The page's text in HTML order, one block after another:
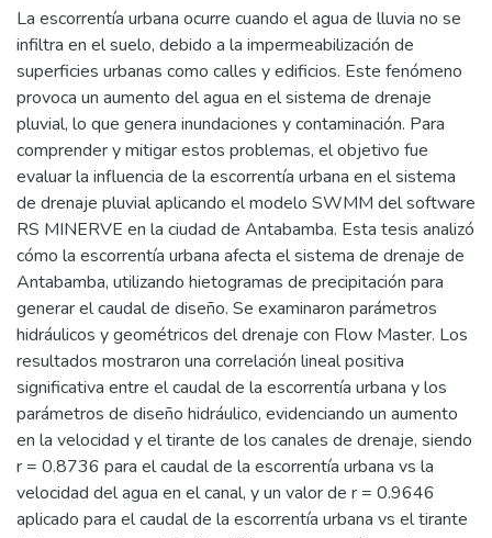
La escorrentía urbana ocurre cuando el agua de lluvia no se
infiltra en el suelo, debido a la impermeabilización de
superficies urbanas como calles y edificios. Este fenómeno
provoca un aumento del agua en el sistema de drenaje
pluvial, lo que genera inundaciones y contaminación. Para
comprender y mitigar estos problemas, el objetivo fue
evaluar la influencia de la escorrentía urbana en el sistema
de drenaje pluvial aplicando el modelo SWMM del software
RS MINERVE en la ciudad de Antabamba. Esta tesis analizó
cómo la escorrentía urbana afecta el sistema de drenaje de
Antabamba, utilizando hietogramas de precipitación para
generar el caudal de diseño. Se examinaron parámetros
hidráulicos y geométricos del drenaje con Flow Master. Los
resultados mostraron una correlación lineal positiva
significativa entre el caudal de la escorrentía urbana y los
parámetros de diseño hidráulico, evidenciando un aumento
en la velocidad y el tirante de los canales de drenaje, siendo
r = 0.8736 para el caudal de la escorrentía urbana vs la
velocidad del agua en el canal, y un valor de r = 0.9646
aplicado para el caudal de la escorrentía urbana vs el tirante